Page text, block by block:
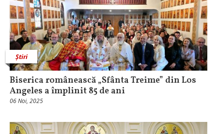
Știri
Biserica românească „Sfânta Treime” din Los
Angeles a împlinit 85 de ani
06 Noi, 2025